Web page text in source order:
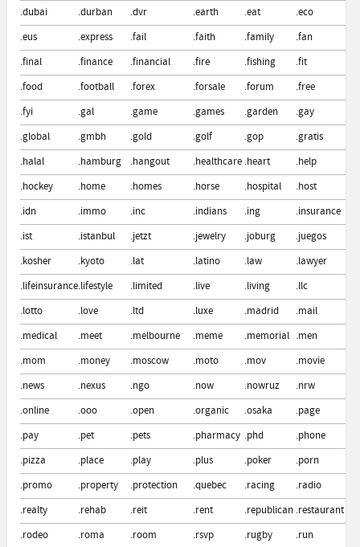
.dubai
.durban .dvr .earth .eat .eco
.eus
.express .fail .faith .family .fan
.final
.finance .financial .fire .fishing .fit
.food
.football .forex .forsale .forum .free
.fyi
.gal .game .games .garden .gay
.global
.gmbh .gold .golf .gop .gratis
.halal
.hamburg .hangout .healthcare .heart .help
.hockey
.home .homes .horse .hospital .host
.idn
.immo .inc .indians .ing .insurance
.ist
.istanbul .jetzt .jewelry .joburg .juegos
.kosher
.kyoto .lat .latino .law .lawyer
.lifeinsurance.lifestyle .limited .live .living .llc
.lotto
.love .ltd .luxe .madrid .mail
.medical
.meet .melbourne .meme .memorial .men
.mom
.money .moscow .moto .mov .movie
.news
.nexus .ngo .now .nowruz .nrw
.online
.ooo .open .organic .osaka .page
.pay
.pet .pets .pharmacy .phd .phone
.pizza
.place .play .plus .poker .porn
.promo
.property .protection .quebec .racing .radio
.realty
.rehab .reit .rent .republican .restaurant
.rodeo
.roma .room .rsvp .rugby .run